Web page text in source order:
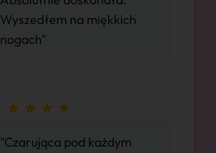
Wyszedłem na miękkich
nogach"
"Czarująca pod każdym